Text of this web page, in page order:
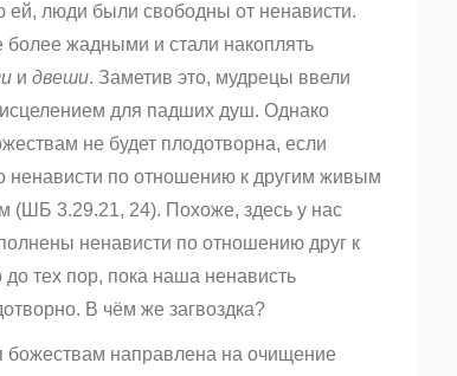
люди были свободны от ненависти.
жадными и стали накоплять
и двеши. Заметив это, мудрецы ввели
для падших душ. Однако
не будет плодотворна, если
ненависти по отношению к другим живым
(ШБ 3.29.21, 24). Похоже, здесь у нас
ненависти по отношению друг к
до тех пор, пока наша ненависть
В чём же загвоздка?
божествам направлена на очищение